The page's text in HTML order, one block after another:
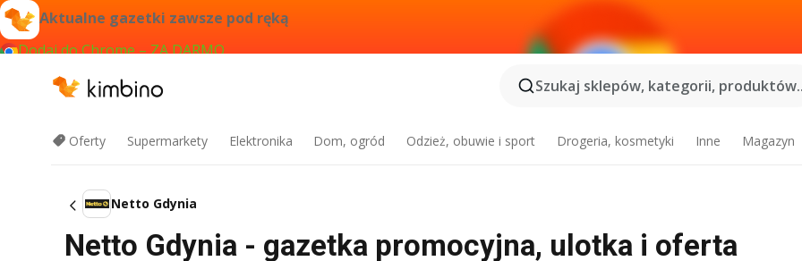
Aktualne gazetki zawsze pod ręką
Dodaj do Chrome – ZA DARMO
Szukaj sklepów, kategorii,
Oferty Supermarkety Elektronika Dom, ogród Odzież, obuwie i sport Drogeria, kosmetyki Inne Magazyn
Netto Gdynia
Netto Gdynia - gazetka promocyjna, ulotka i oferta